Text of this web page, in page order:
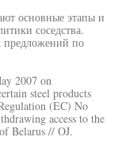
основные этапы и
соседства.
предложений по
2007 on
steel products
(EC) No
access to the
Belarus // OJ.